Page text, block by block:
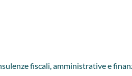
fiscali, amministrative e